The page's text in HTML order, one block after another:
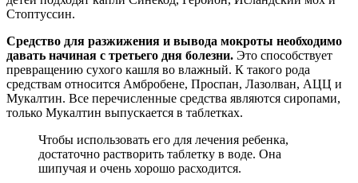
Стоптуссин.
Средство для разжижения и вывода мокроты необходимо
давать начиная с третьего дня болезни. Это способствует
превращению сухого кашля во влажный. К такого рода
средствам относится Амбробене, Проспан, Лазолван, АЦЦ и
Мукалтин. Все перечисленные средства являются сиропами,
только Мукалтин выпускается в таблетках.
Чтобы использовать его для лечения ребенка,
достаточно растворить таблетку в воде. Она
шипучая и очень хорошо расходится.